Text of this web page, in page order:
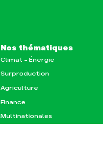
Nos thématiques
Climat – Énergie
Surproduction
Agriculture
Finance
Multinationales